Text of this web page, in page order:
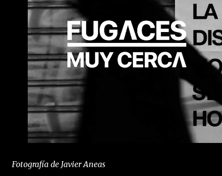
Fotografía de Javier Aneas